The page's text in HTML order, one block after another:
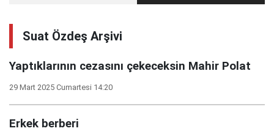
korkuyorlar?
Suat Özdeş Arşivi
Yaptıklarının cezasını çekeceksin Mahir Polat
29 Mart 2025 Cumartesi 14:20
Erkek berberi